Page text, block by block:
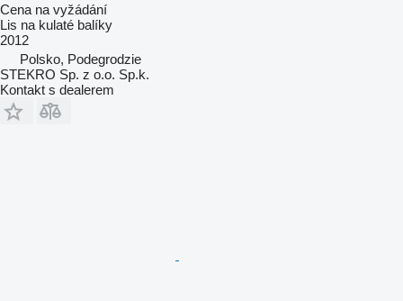
Cena na vyžádání
Lis na kulaté balíky
2012
Polsko, Podegrodzie
STEKRO Sp. z o.o. Sp.k.
Kontakt s dealerem